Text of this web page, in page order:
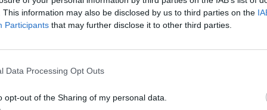
This information may also be disclosed by us to third parties on the
Participants that may further disclose it to other third parties.
Data Processing Opt Outs
opt-out of the Sharing of my personal data.